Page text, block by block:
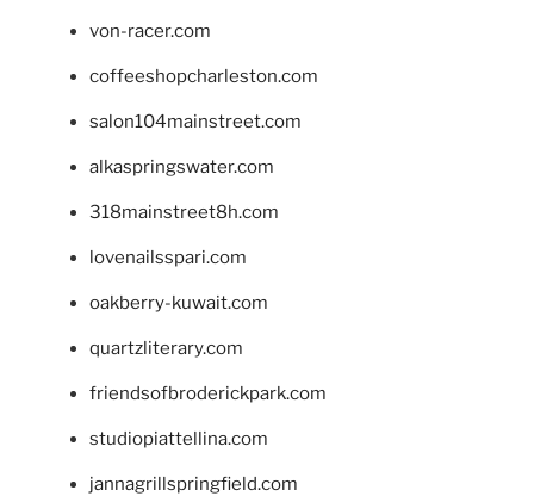
von-racer.com
coffeeshopcharleston.com
salon104mainstreet.com
alkaspringswater.com
318mainstreet8h.com
lovenailsspari.com
oakberry-kuwait.com
quartzliterary.com
friendsofbroderickpark.com
studiopiattellina.com
jannagrillspringfield.com